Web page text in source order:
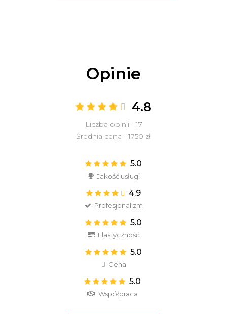
Opinie
4.8
Liczba opinii - 17
Średnia cena - 1750 zł
5.0
Jakość usługi
4.9
Profesjonalizm
5.0
Elastyczność
5.0
Cena
5.0
Współpraca